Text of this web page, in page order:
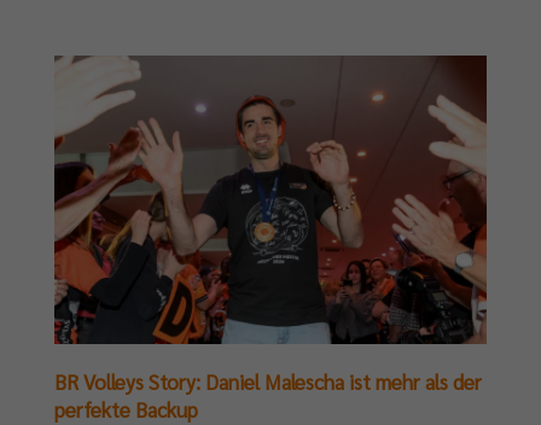
BR Volleys Story: Daniel Malescha ist mehr als der
perfekte Backup